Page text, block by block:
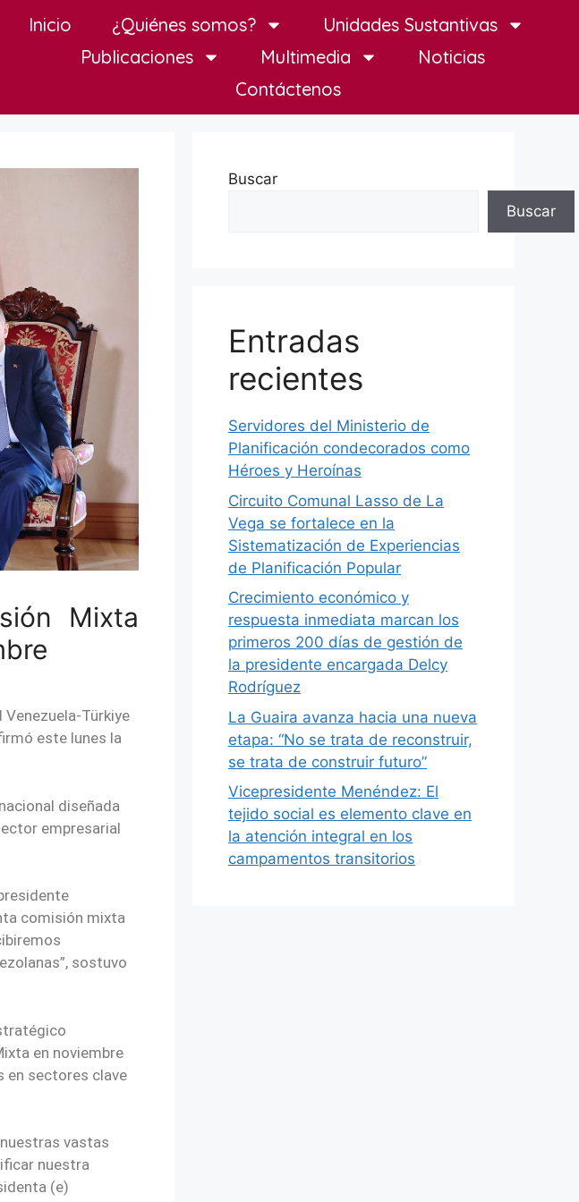
Inicio ¿Quiénes somos?
Unidades Sustantivas
Publicaciones
Multimedia
Noticias
Contáctenos
Mixta
Türkiye
este lunes la
diseñada
empresarial
comisión mixta
sostuvo
en noviembre
en sectores clave
vastas
nuestra
(e)
Buscar
Buscar
Entradas
recientes
Servidores del Ministerio de
Planificación condecorados como
Héroes y Heroínas
Circuito Comunal Lasso de La
Vega se fortalece en la
Sistematización de Experiencias
de Planificación Popular
Crecimiento económico y
respuesta inmediata marcan los
primeros 200 días de gestión de
la presidente encargada Delcy
Rodríguez
La Guaira avanza hacia una nueva
etapa: “No se trata de reconstruir,
se trata de construir futuro”
Vicepresidente Menéndez: El
tejido social es elemento clave en
la atención integral en los
campamentos transitorios